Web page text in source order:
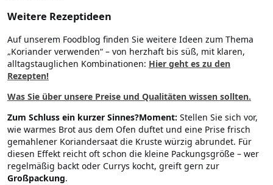
Weitere Rezeptideen
Auf unserem Foodblog finden Sie weitere Ideen zum Thema
„Koriander verwenden“ – von herzhaft bis süß, mit klaren,
alltagstauglichen Kombinationen: Hier geht es zu den
Rezepten!
Was Sie über unsere Preise und Qualitäten wissen sollten.
Zum Schluss ein kurzer Sinnes?Moment: Stellen Sie sich vor,
wie warmes Brot aus dem Ofen duftet und eine Prise frisch
gemahlener Koriandersaat die Kruste würzig abrundet. Für
diesen Effekt reicht oft schon die kleine Packungsgröße – wer
regelmäßig backt oder Currys kocht, greift gern zur
Großpackung.